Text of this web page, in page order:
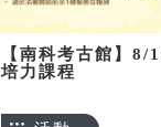
【南科考古館】8/
培力課程